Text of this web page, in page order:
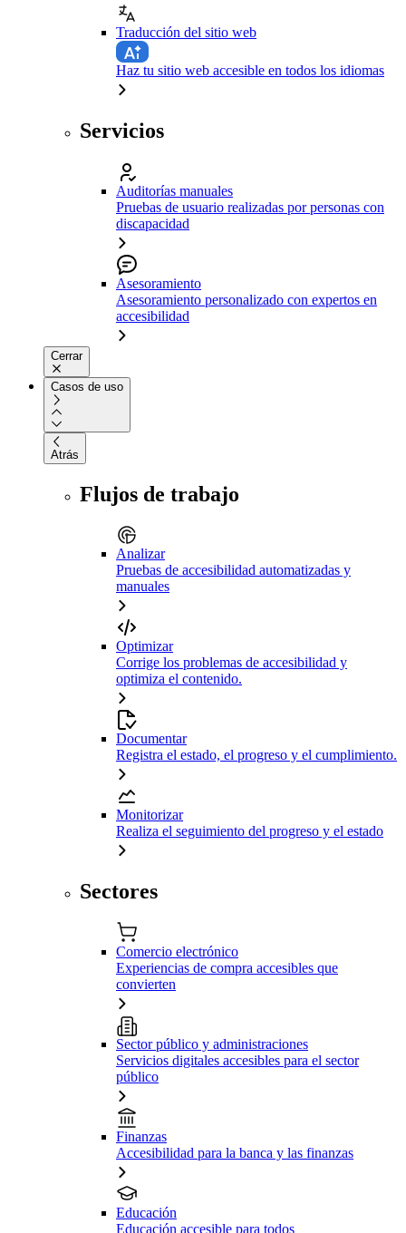
Traducción del sitio web
Haz tu sitio web accesible en todos los idiomas
Servicios
Auditorías manuales
Pruebas de usuario realizadas por personas con
discapacidad
Asesoramiento
Asesoramiento personalizado con expertos en
accesibilidad
Cerrar
Casos de uso
Atrás
Flujos de trabajo
Analizar
Pruebas de accesibilidad automatizadas y
manuales
Optimizar
Corrige los problemas de accesibilidad y
optimiza el contenido.
Documentar
Registra el estado, el progreso y el cumplimiento.
Monitorizar
Realiza el seguimiento del progreso y el estado
Sectores
Comercio electrónico
Experiencias de compra accesibles que
convierten
Sector público y administraciones
Servicios digitales accesibles para el sector
público
Finanzas
Accesibilidad para la banca y las finanzas
Educación
Educación accesible para todos